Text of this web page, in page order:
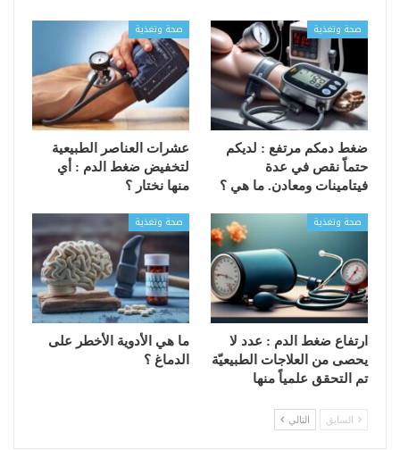
صحة وتغذية
ضغط دمكم مرتفع : لديكم
حتماّ نقص في عدة
فيتامينات ومعادن. ما هي ؟
صحة وتغذية
عشرات العناصر الطبيعية
لتخفيض ضغط الدم : أي
منها نختار ؟
صحة وتغذية
ارتفاع ضغط الدم : عدد لا
يحصى من العلاجات الطبيعيّة
تم التحقق علمياً منها
صحة وتغذية
ما هي الأدوية الأخطر على
الدماغ ؟
السابق التالي